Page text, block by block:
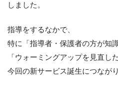
しました。
指導をするなかで、
特に「指導者・保護者の方が知
「ウォーミングアップを見直し
今回の新サービス誕生につなが